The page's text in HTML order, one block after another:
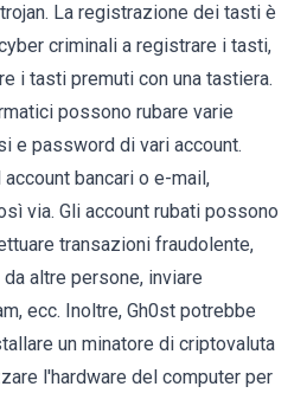
La registrazione dei tasti è
criminali a registrare i tasti,
i tasti premuti con una tastiera.
possono rubare varie
e password di vari account.
bancari o e-mail,
via. Gli account rubati possono
transazioni fraudolente,
altre persone, inviare
ecc. Inoltre, Gh0st potrebbe
un minatore di criptovaluta
l'hardware del computer per